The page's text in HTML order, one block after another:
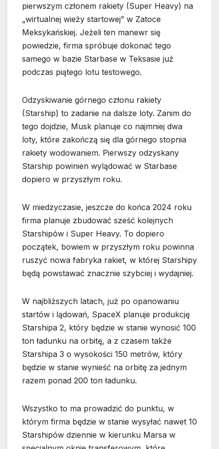
pierwszym członem rakiety (Super Heavy) na
„wirtualnej wieży startowej” w Zatoce
Meksykańskiej. Jeżeli ten manewr się
powiedzie, firma spróbuje dokonać tego
samego w bazie Starbase w Teksasie już
podczas piątego lotu testowego.
Odzyskiwanie górnego członu rakiety
(Starship) to zadanie na dalsze loty. Zanim do
tego dojdzie, Musk planuje co najmniej dwa
loty, które zakończą się dla górnego stopnia
rakiety wodowaniem. Pierwszy odzyskany
Starship powinien wylądować w Starbase
dopiero w przyszłym roku.
W miedzyczasie, jeszcze do końca 2024 roku
firma planuje zbudować sześć kolejnych
Starshipów i Super Heavy. To dopiero
początek, bowiem w przyszłym roku powinna
ruszyć nowa fabryka rakiet, w której Starshipy
będą powstawać znacznie szybciej i wydajniej.
W najbliższych latach, już po opanowaniu
startów i lądowań, SpaceX planuje produkcję
Starshipa 2, który będzie w stanie wynosić 100
ton ładunku na orbitę, a z czasem także
Starshipa 3 o wysokości 150 metrów, który
będzie w stanie wynieść na orbitę za jednym
razem ponad 200 ton ładunku.
Wszystko to ma prowadzić do punktu, w
którym firma będzie w stanie wysyłać nawet 10
Starshipów dziennie w kierunku Marsa w